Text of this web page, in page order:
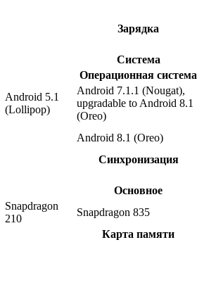
Зарядка
Система
Операционная система
Android 5.1
(Lollipop)
Android 7.1.1 (Nougat),
upgradable to Android 8.1
(Oreo)
Android 8.1 (Oreo)
Синхронизация
Основное
Snapdragon
210
Snapdragon 835
Карта памяти